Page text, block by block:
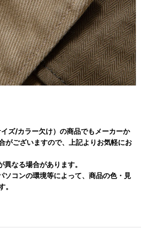
ズ/カラー欠け）の商品でもメーカーか
がございますので、上記よりお気軽にお
なる場合があります。
ソコンの環境等によって、商品の色・見
。